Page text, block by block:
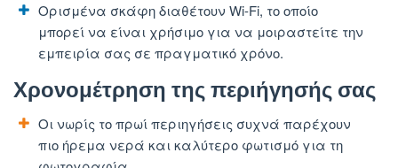
Ορισμένα σκάφη διαθέτουν Wi-Fi, το οποίο
μπορεί να είναι χρήσιμο για να μοιραστείτε την
εμπειρία σας σε πραγματικό χρόνο.
Χρονομέτρηση της περιήγησής σας
Οι νωρίς το πρωί περιηγήσεις συχνά παρέχουν
πιο ήρεμα νερά και καλύτερο φωτισμό για τη